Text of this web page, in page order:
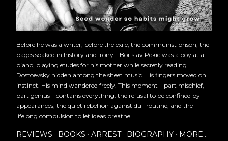
Before he was a writer, before the exile, the communist prison, the
pages soaked in history and irony—Borislav Pekic was a boy at a
piano, playing etudes for his mother while secretly reading
Dostoevsky hidden among the sheet music. His fingers moved on
instinct. His mind wandered freely. This moment—part mischief,
part genius—contains everything: the refusal to be confined by
appearances, the quiet rebellion against dull routine, and the
lifelong compulsion to let ideas breathe.
REVIEWS BOOKS ARREST BIOGRAPHY MORE…